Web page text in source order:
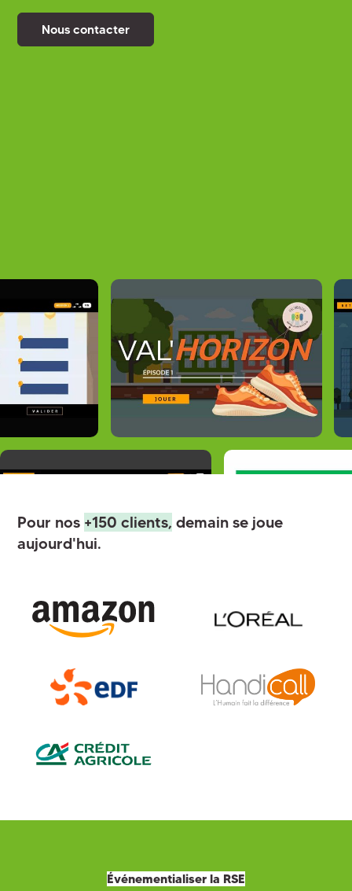
Nous contacter
Pour nos +150 clients, demain se joue
aujourd'hui.
Événementialiser la RSE